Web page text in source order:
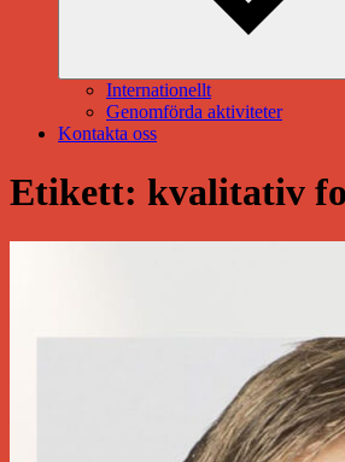
Internationellt
Genomförda aktiviteter
Kontakta oss
Etikett: kvalitativ